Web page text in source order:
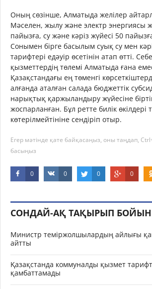
Оның сөзінше, Алматыда желілер
Мәселен, жылу және электр энергиясы
пайызға, су және кәріз жүйесі 50
Сонымен бірге басылым суық су мен
тарифтері едәуір өсетінін атап өтті.
қызметтердің төлемі Алматыда ғана
Қазақстандағы ең төменгі
алғанда аталған салада бюджеттік
нарықтық қаржыландыру жүйесіне
жоспарланған. Бұл ретте билік өкілдері
көтерілмейтініне сендіріп отыр.
Егер мәтінде қате байқасаңыз, оны таңдап,
басыңыз
0 0 0 0
СОНДАЙ-АҚ ТАҚЫРЫП
Министр теміржолшылардың айлығы
айтты
Қазақстанда коммуналды қызмет
қамбаттамады